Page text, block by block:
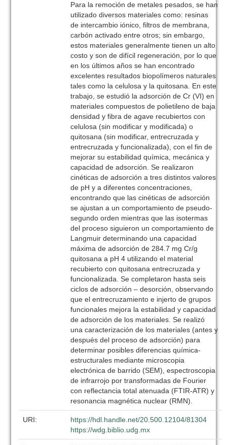
Para la remoción de metales pesados, se han
utilizado diversos materiales como: resinas
de intercambio iónico, filtros de membrana,
carbón activado entre otros; sin embargo,
estos materiales generalmente tienen un alto
costo y son de difícil regeneración, por lo que
en los últimos años se han encontrado
excelentes resultados biopolímeros naturales
tales como la celulosa y la quitosana. En este
trabajo, se estudió la adsorción de Cr (VI) en
materiales compuestos de polietileno de baja
densidad y fibra de agave recubiertos con
celulosa (sin modificar y modificada) o
quitosana (sin modificar, entrecruzada y
entrecruzada y funcionalizada), con el fin de
mejorar su estabilidad química, mecánica y
capacidad de adsorción. Se realizaron
cinéticas de adsorción a tres distintos valores
de pH y a diferentes concentraciones,
encontrando que las cinéticas de adsorción
se ajustan a un comportamiento de pseudo-
segundo orden mientras que las isotermas
del proceso siguieron un comportamiento de
Langmuir determinando una capacidad
máxima de adsorción de 284.7 mg Cr/g
quitosana a pH 4 utilizando el material
recubierto con quitosana entrecruzada y
funcionalizada. Se completaron hasta seis
ciclos de adsorción – desorción, observando
que el entrecruzamiento e injerto de grupos
funcionales mejora la estabilidad y capacidad
de adsorción de los materiales. Se realizó
una caracterización de los materiales (antes y
después del proceso de adsorción) para
determinar posibles diferencias química-
estructurales mediante microscopia
electrónica de barrido (SEM), espectroscopia
de infrarrojo por transformadas de Fourier
con reflectancia total atenuada (FTIR-ATR) y
resonancia magnética nuclear (RMN).
URI:
https://hdl.handle.net/20.500.12104/81304
https://wdg.biblio.udg.mx